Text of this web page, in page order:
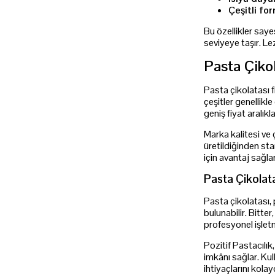
Çeşitli
Bu özellikler
seviyeye taşır.
Pasta
Pasta çikolatası
çeşitler
geniş fiyat
Marka kalitesi ve
üretildiğinden
için avantaj
Pasta
Pasta
bulunabilir.
profesyonel
Pozitif
imkânı sağlar.
ihtiyaçlarını